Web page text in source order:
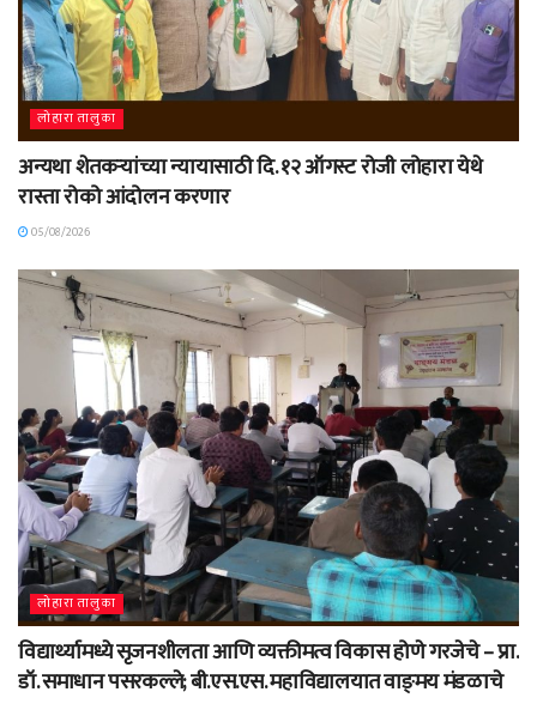
लोहारा तालुका
अन्यथा शेतकऱ्यांच्या न्यायासाठी दि. १२ ऑगस्ट रोजी लोहारा येथे
रास्ता रोको आंदोलन करणार
05/08/2026
लोहारा तालुका
विद्यार्थ्यामध्ये सृजनशीलता आणि व्यक्तीमत्व विकास होणे गरजेचे – प्रा.
डॉ. समाधान पसरकल्ले; बी.एस.एस. महाविद्यालयात वाङ्‌मय मंडळाचे